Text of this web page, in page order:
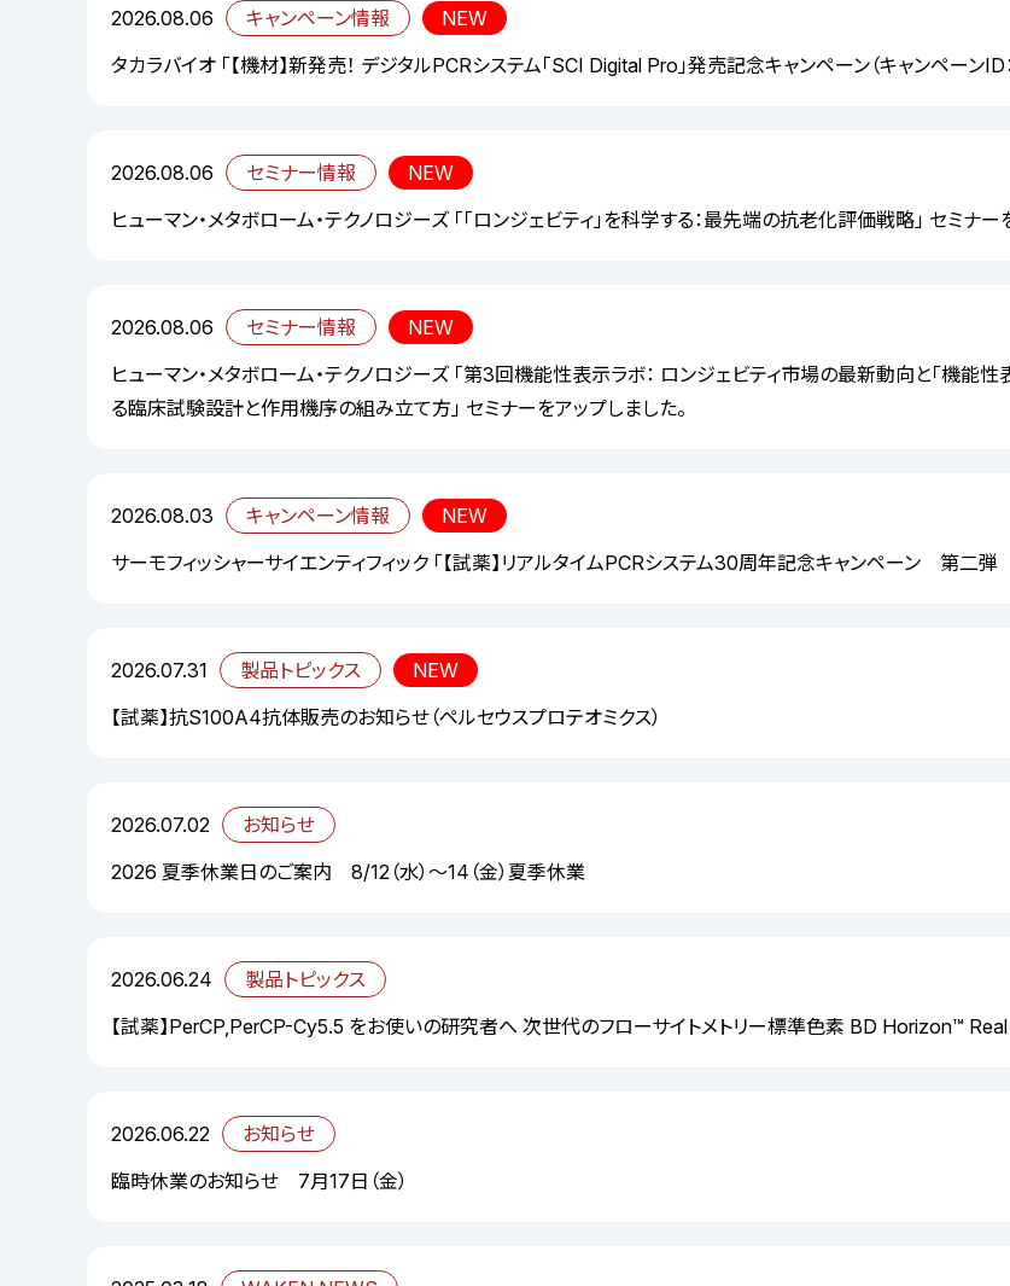
2026.08.06 キャンペーン情報
NEW
タカラバイオ 「【機材】新発売！ デジタルPCRシステム「SCI Digital Pro」発売記念キャンペーン（キャンペーンID
2026.08.06 セミナー情報
NEW
ヒューマン・メタボローム・テクノロジーズ 「「ロンジェビティ」を科学する：最先端の抗老化評価戦略」 セミナー
2026.08.06 セミナー情報
NEW
ヒューマン・メタボローム・テクノロジーズ 「第3回機能性表示ラボ： ロンジェビティ市場の最新動向と「機能
る臨床試験設計と作用機序の組み立て方」 セミナーをアップしました。
2026.08.03 キャンペーン情報
NEW
サーモフィッシャーサイエンティフィック 「【試薬】リアルタイムPCRシステム30周年記念キャンペーン 第二
2026.07.31 製品トピックス
NEW
【試薬】抗S100A4抗体販売のお知らせ（ペルセウスプロテオミクス）
2026.07.02
お知らせ
2026 夏季休業日のご案内 8/12（水）～14（金）夏季休業
2026.06.24
製品トピックス
【試薬】PerCP,PerCP-Cy5.5 をお使いの研究者へ 次世代のフローサイトメトリー標準色素 BD Horizon™ Real
2026.06.22
お知らせ
臨時休業のお知らせ 7月17日（金）